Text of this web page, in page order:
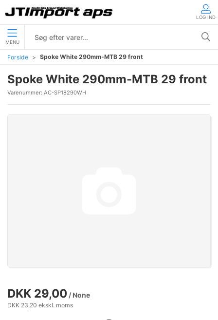
LOG IND
MENU
Forside Spoke White 290mm-MTB 29 front
Spoke White 290mm-MTB 29 front
Varenummer: AC-SP18290WH
DKK 29,00 / None
DKK 23,20 ekskl. moms